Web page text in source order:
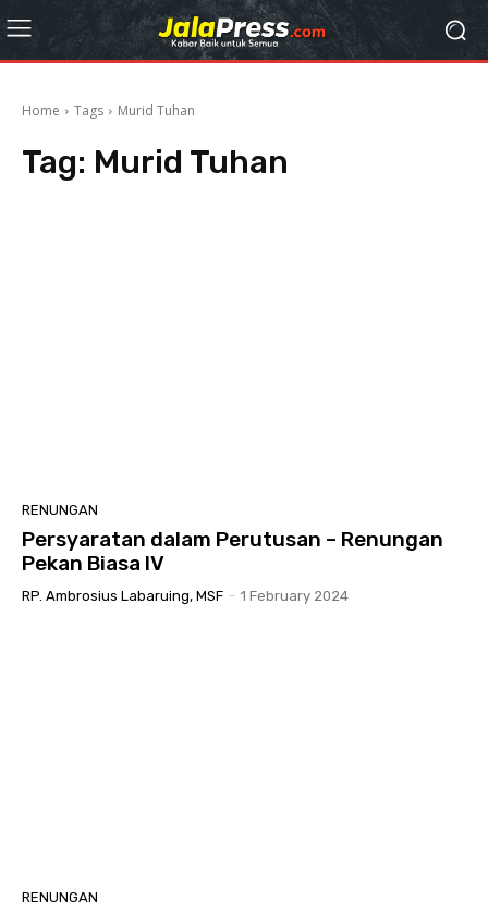
Home Tags Murid Tuhan
Tag: Murid Tuhan
RENUNGAN
Persyaratan dalam Perutusan – Renungan
Pekan Biasa IV
RP. Ambrosius Labaruing, MSF - 1 February 2024
RENUNGAN